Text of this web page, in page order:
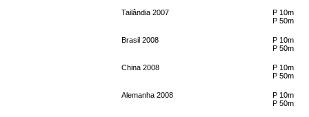
Tailândia 2007
P 10m
P 50m
Brasil 2008
P 10m
P 50m
China 2008
P 10m
P 50m
Alemanha 2008
P 10m
P 50m